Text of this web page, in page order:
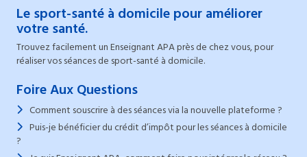
Le sport-santé à domicile pour améliorer
votre santé.
Trouvez facilement un Enseignant APA près de chez vous, pour
réaliser vos séances de sport-santé à domicile.
Foire Aux Questions
Comment souscrire à des séances via la nouvelle plateforme ?
Puis-je bénéficier du crédit d’impôt pour les séances à domicile
?